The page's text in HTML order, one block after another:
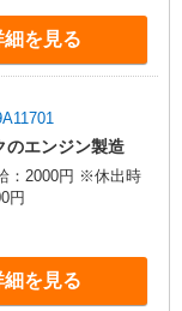
細を見る
のエンジン製造
：2000円 ※休出時
円
細を見る